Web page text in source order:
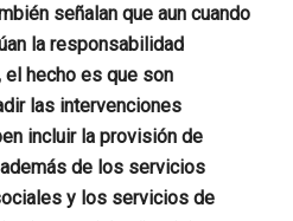
señalan que aun cuando
la responsabilidad
hecho es que son
las intervenciones
incluir la provisión de
de los servicios
y los servicios de